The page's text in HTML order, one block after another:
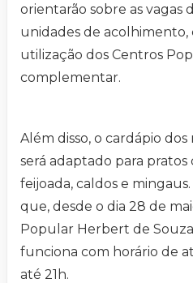
orientarão sobre as vagas
unidades de acolhimento,
utilização dos Centros
complementar.
Além disso, o cardápio
será adaptado para pratos
feijoada, caldos e
que, desde o dia 28 de
Popular Herbert de
funciona com horário de
até 21h.